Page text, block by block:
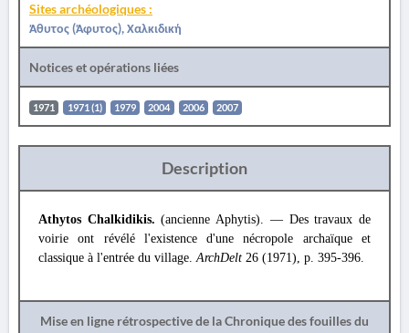
Sites archéologiques :
Άθυτος (Άφυτος), Χαλκιδική
Notices et opérations liées
1971 1971 (1) 1979 2004 2006 2007
Description
Athytos Chalkidikis. (ancienne Aphytis). — Des travaux de
voirie ont révélé l'existence d'une nécropole archaïque et
classique à l'entrée du village.ArchDelt 26 (1971), p. 395-396.
Mise en ligne rétrospective de la Chronique des fouilles du